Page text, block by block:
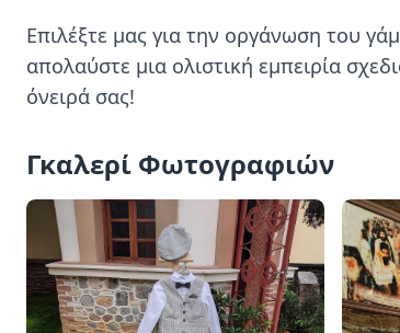
Επιλέξτε μας για την οργάνωση του
απολαύστε μια ολιστική εμπειρία
όνειρά σας!
Γκαλερί Φωτογραφιών